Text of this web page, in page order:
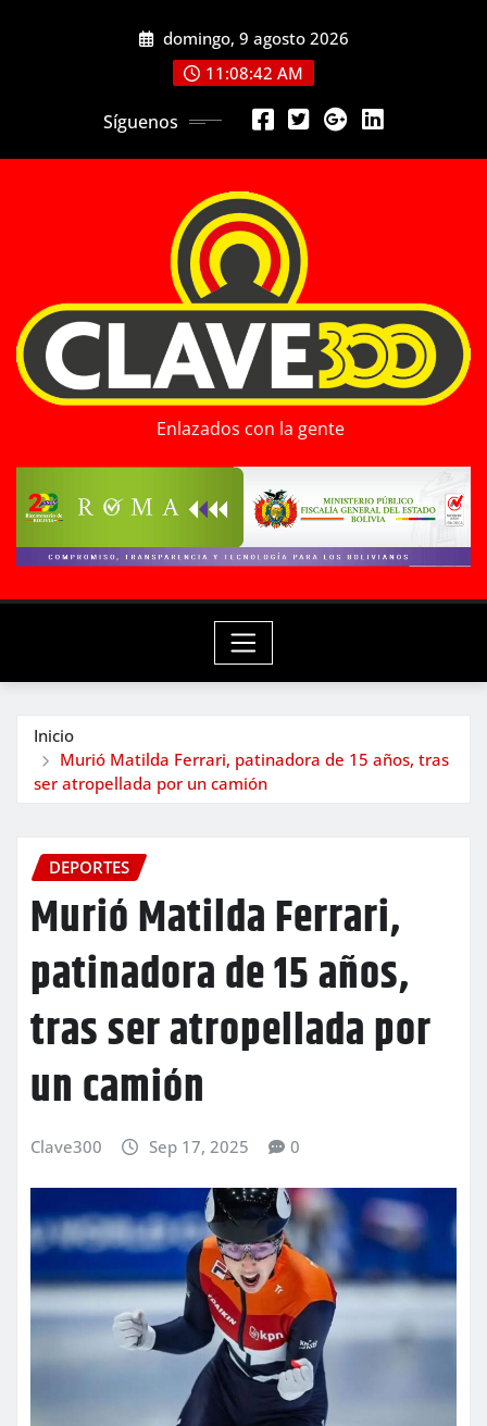
domingo, 9 agosto 2026
11:08:44 AM
Síguenos
Enlazados con la gente
Inicio
Murió Matilda Ferrari, patinadora de 15 años, tras
ser atropellada por un camión
DEPORTES
Murió Matilda Ferrari,
patinadora de 15 años,
tras ser atropellada por
un camión
Clave300 Sep 17, 2025 0